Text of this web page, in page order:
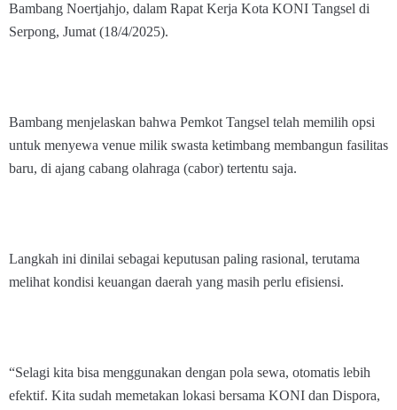
Bambang Noertjahjo, dalam Rapat Kerja Kota KONI Tangsel di
Serpong, Jumat (18/4/2025).
Bambang menjelaskan bahwa Pemkot Tangsel telah memilih opsi
untuk menyewa venue milik swasta ketimbang membangun fasilitas
baru, di ajang cabang olahraga (cabor) tertentu saja.
Langkah ini dinilai sebagai keputusan paling rasional, terutama
melihat kondisi keuangan daerah yang masih perlu efisiensi.
“Selagi kita bisa menggunakan dengan pola sewa, otomatis lebih
efektif. Kita sudah memetakan lokasi bersama KONI dan Dispora,